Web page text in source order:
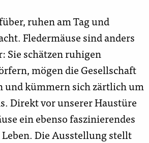
ruhen am Tag und
Fledermäuse sind anders
Sie schätzen ruhigen
mögen die Gesellschaft
und kümmern sich zärtlich um
Direkt vor unserer Haustüre
ein ebenso faszinierendes
Die Ausstellung stellt